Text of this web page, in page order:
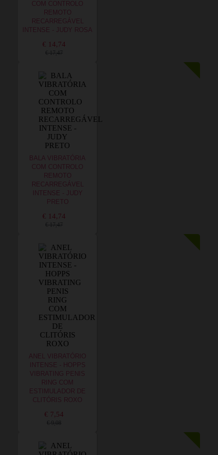
COM CONTROLO
REMOTO
RECARREGÁVEL
INTENSE - JUDY ROSA
€ 14,74
€ 17,47
BALA VIBRATÓRIA
COM CONTROLO
REMOTO
RECARREGÁVEL
INTENSE - JUDY
PRETO
€ 14,74
€ 17,47
ANEL VIBRATÓRIO
INTENSE - HOPPS
VIBRATING PENIS
RING COM
ESTIMULADOR DE
CLITÓRIS ROXO
€ 7,54
€ 9,08